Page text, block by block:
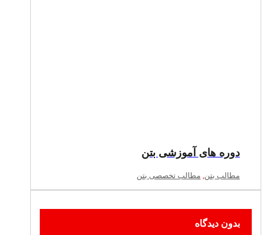
دوره های آموزشی بتن
مطالب بتن, مطالب تخصصی بتن
بدون دیدگاه